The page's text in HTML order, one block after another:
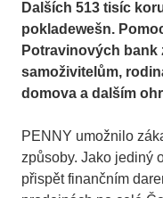
Dalších 513 tisíc
pokladewešn.
Potravinových bank
samoživitelům,
domova a dalším
PENNY umožnilo
způsoby. Jako jediný
přispět finančním